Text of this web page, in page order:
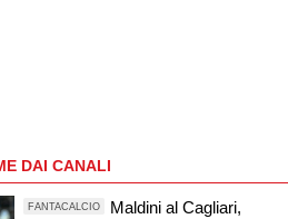
DAI CANALI
FANTACALCIO
Maldini al Cagliari,